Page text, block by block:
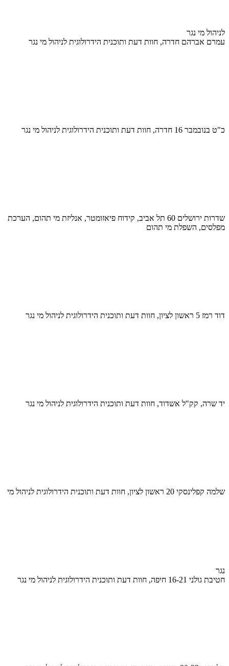
לניהול מי נגר
עמרם אברהם חדרה, חוות דעת ותוכנית הידרולוגית לניהול מי נגר
כ"ט בנובמבר 16 חדרה, חוות דעת ותוכנית הידרולוגית לניהול מי נגר
שדרות ירושלים 60 תל אביב, קידוח פיאזומטר, אנליזת מי תהום, הערכת
מפלסים, השפלת מי תהום
דוד רמז 5 ראשון לציון, חוות דעת ותוכנית הידרולוגית לניהול מי נגר
יד שרה, קק"ל אשדוד, חוות דעת ותוכנית הידרולוגית לניהול מי נגר
שלמה קפלינסקי 20 ראשון לציון, חוות דעת ותוכנית הידרולוגית לניהול מי
נגר
חטיבת גולני 16-21 חיפה, חוות דעת ותוכנית הידרולוגית לניהול מי נגר